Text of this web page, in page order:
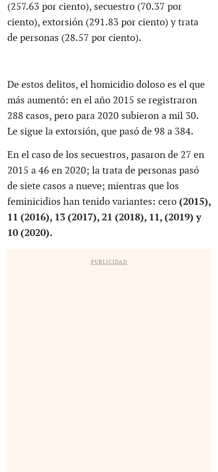
(257.63 por ciento), secuestro (70.37 por
ciento), extorsión (291.83 por ciento) y trata
de personas (28.57 por ciento).
De estos delitos, el homicidio doloso es el que
más aumentó: en el año 2015 se registraron
288 casos, pero para 2020 subieron a mil 30.
Le sigue la extorsión, que pasó de 98 a 384.
En el caso de los secuestros, pasaron de 27 en
2015 a 46 en 2020; la trata de personas pasó
de siete casos a nueve; mientras que los
feminicidios han tenido variantes: cero (2015),
11 (2016), 13 (2017), 21 (2018), 11, (2019) y
10 (2020).
PUBLICIDAD